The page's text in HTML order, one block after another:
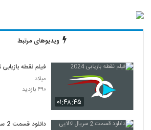
ویدیوهای مرتبط
۰۱:۴۸:۴۵
فیلم نقطه بازیابی 2024
میلاد
۴۹۰ بازدید
دانلود قسمت 2 سریال لالایی